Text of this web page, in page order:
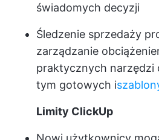
świadomych decyzji
Śledzenie sprzedaży
zarządzanie
praktycznych narzędzi
tym gotowych i
Limity ClickUp